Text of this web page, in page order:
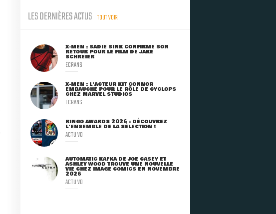
LES DERNIÈRES ACTUS TOUT VOIR
X-MEN : SADIE SINK CONFIRME SON
RETOUR POUR LE FILM DE JAKE
SCHREIER
ECRANS
X-MEN : L'ACTEUR KIT CONNOR
EMBAUCHÉ POUR LE RÔLE DE CYCLOPS
CHEZ MARVEL STUDIOS
ECRANS
RINGO AWARDS 2026 : DÉCOUVREZ
L'ENSEMBLE DE LA SÉLECTION !
ACTU VO
AUTOMATIC KAFKA DE JOE CASEY ET
ASHLEY WOOD TROUVE UNE NOUVELLE
VIE CHEZ IMAGE COMICS EN NOVEMBRE
2026
ACTU VO